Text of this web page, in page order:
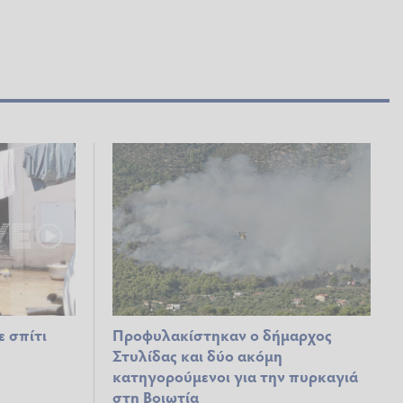
σπίτι
Προφυλακίστηκαν ο δήμαρχος
Στυλίδας και δύο ακόμη
κατηγορούμενοι για την πυρκαγιά
στη Βοιωτία